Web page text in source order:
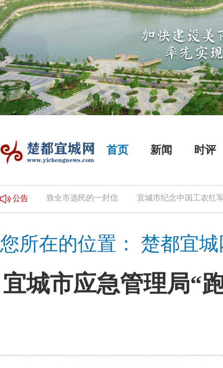
首页 新闻 时评
公告
告 致全市选民的一封信 宜城市纪念中国工农红军
您所在的位置： 楚都宜城
宜城市应急管理局“